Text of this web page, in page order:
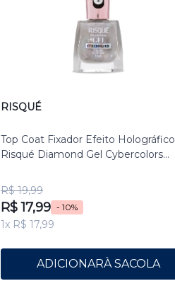
RISQUÉ
Top Coat Fixador Efeito Holográfico
Risqué Diamond Gel Cybercolors
R$ 19,99
R$ 17,99 - 10%
1x R$ 17,99
ADICIONAR